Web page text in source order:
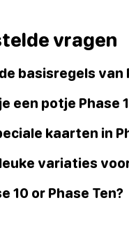
vragen
basisregels van
een potje Phase
kaarten in
variaties
10 or Phase Ten?